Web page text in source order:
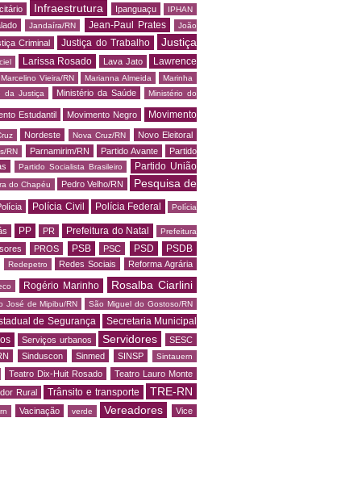
Infraestrutura Ipanguaçu IPHAN
Jandaíra/RN Jean-Paul Prates
João
Criminal Justiça do Trabalho
Justiça
Larissa Rosado Lava Jato
Lawrence
Marcelino Vieira/RN Marianna Almeida Marinha
da Justiça Ministério da Saúde Ministério do
Estudantil Movimento Negro
Movimento
Nordeste Nova Cruz/RN Novo Eleitoral
RN Parnamirim/RN Partido Avante
Partido
Partido Socialista Brasileiro
Partido União
do Chapéu Pedro Velho/RN
Pesquisa de
Polícia Civil Polícia Federal Polícia
PP PR Prefeitura do Natal
Prefeitura
PROS PSB PSC PSD PSDB
Redepetro Redes Sociais Reforma Agrária
Rogério Marinho Rosalba Ciarlini
José de Mipibu/RN
São Miguel do Gostoso/RN
de Segurança
Secretaria Municipal
Serviços urbanos Servidores SESC
Sinduscon Sinmed SINSP Sintauern
Teatro Dix-Huit Rosado Teatro Lauro Monte
Rural Trânsito e transporte TRE-RN
Vacinação verde Vereadores Vice